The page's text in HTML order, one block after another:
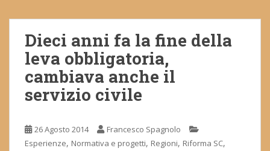
Dieci anni fa la fine della
leva obbligatoria,
cambiava anche il
servizio civile
26 Agosto 2014
Francesco Spagnolo
Esperienze, Normativa e progetti, Regioni, Riforma SC,